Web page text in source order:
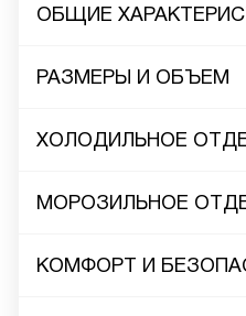
ОБЩИЕ
РАЗМЕРЫ И ОБЪЕМ
ХОЛОДИЛЬНОЕ
МОРОЗИЛЬНОЕ
КОМФОРТ И